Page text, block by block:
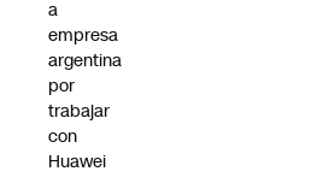
a
empresa
argentina
por
trabajar
con
Huawei